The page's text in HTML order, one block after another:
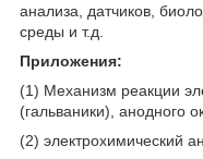
анализа, датчиков,
среды и т.д.
Приложения:
(1) Механизм реакции
(гальваники), анодного
(2) электрохимический